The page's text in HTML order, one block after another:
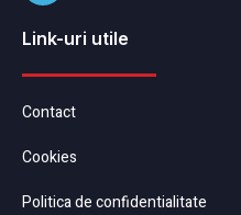
Link-uri utile
Contact
Cookies
Politica de confidentialitate